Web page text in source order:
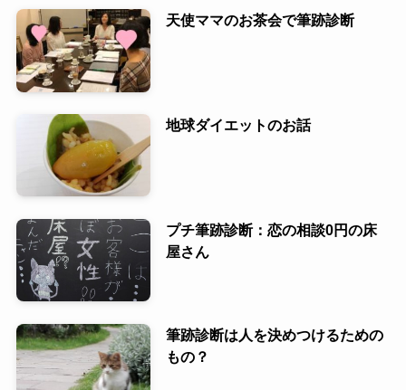
天使ママのお茶会で筆跡診断
地球ダイエットのお話
プチ筆跡診断：恋の相談0円の床
屋さん
筆跡診断は人を決めつけるための
もの？